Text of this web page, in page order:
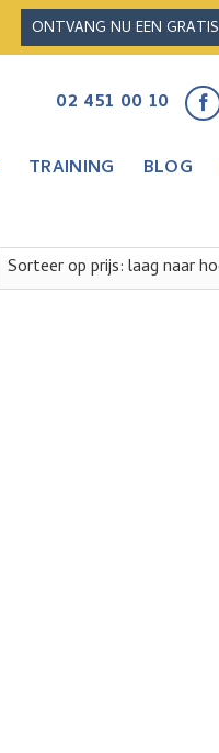
ONTVANG NU EEN
02 451 00 10
TRAINING BLOG